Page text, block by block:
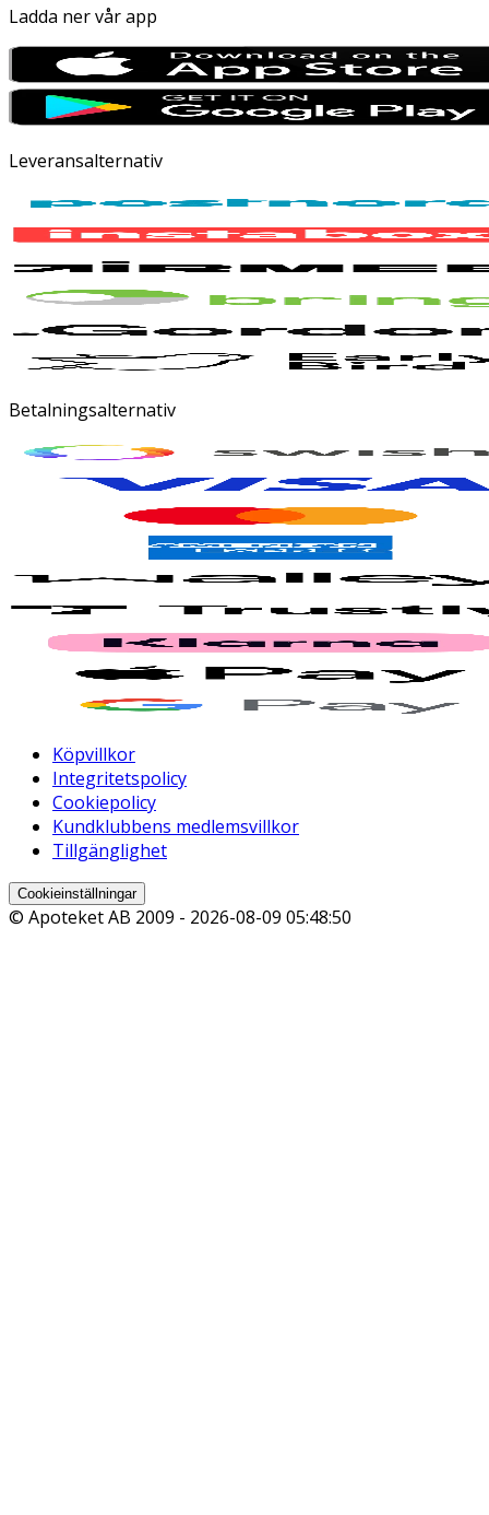
Ladda ner vår app
Leveransalternativ
Betalningsalternativ
Köpvillkor
Integritetspolicy
Cookiepolicy
Kundklubbens medlemsvillkor
Tillgänglighet
Cookieinställningar
© Apoteket AB 2009 - 2026-08-09 05:48:50